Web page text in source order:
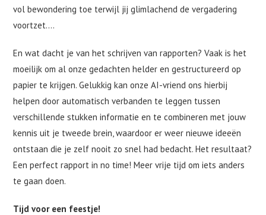
vol bewondering toe terwijl jij glimlachend de vergadering
voortzet….
En wat dacht je van het schrijven van rapporten? Vaak is het
moeilijk om al onze gedachten helder en gestructureerd op
papier te krijgen. Gelukkig kan onze AI-vriend ons hierbij
helpen door automatisch verbanden te leggen tussen
verschillende stukken informatie en te combineren met jouw
kennis uit je tweede brein, waardoor er weer nieuwe ideeën
ontstaan die je zelf nooit zo snel had bedacht. Het resultaat?
Een perfect rapport in no time! Meer vrije tijd om iets anders
te gaan doen.
Tijd voor een feestje!